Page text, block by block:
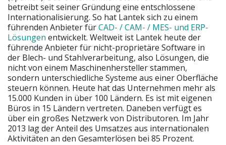
betreibt seit seiner Gründung eine entschlossene
Internationalisierung. So hat Lantek sich zu einem
führenden Anbieter fürCAD- / CAM- / MES- und ERP-
Lösungen entwickelt. Weltweit ist Lantek heute der
führende Anbieter für nicht-proprietäre Software in
der Blech- und Stahlverarbeitung, also Lösungen, die
nicht von einem Maschinenhersteller stammen,
sondern unterschiedliche Systeme aus einer Oberfläche
steuern können. Heute hat das Unternehmen mehr als
15.000 Kunden in über 100 Ländern. Es ist mit eigenen
Büros in 15 Ländern vertreten. Daneben verfügt es
über ein großes Netzwerk von Distributoren. Im Jahr
2013 lag der Anteil des Umsatzes aus internationalen
Aktivitäten an den Gesamterlösen bei 85 Prozent.